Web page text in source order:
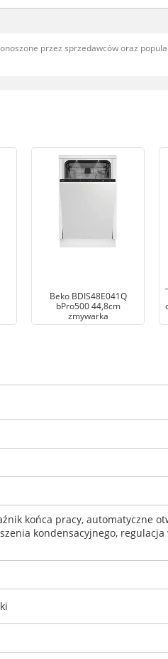
przez sprzedawców oraz
Beko BDIS48E041Q
bPro500 44,8cm
zmywarka
końca pracy, automatyczne
kondensacyjnego,